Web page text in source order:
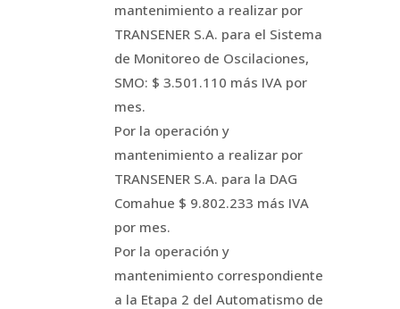
mantenimiento a realizar por
TRANSENER S.A. para el Sistema
de Monitoreo de Oscilaciones,
SMO: $ 3.501.110 más IVA por
mes.
Por la operación y
mantenimiento a realizar por
TRANSENER S.A. para la DAG
Comahue $ 9.802.233 más IVA
por mes.
Por la operación y
mantenimiento correspondiente
a la Etapa 2 del Automatismo de